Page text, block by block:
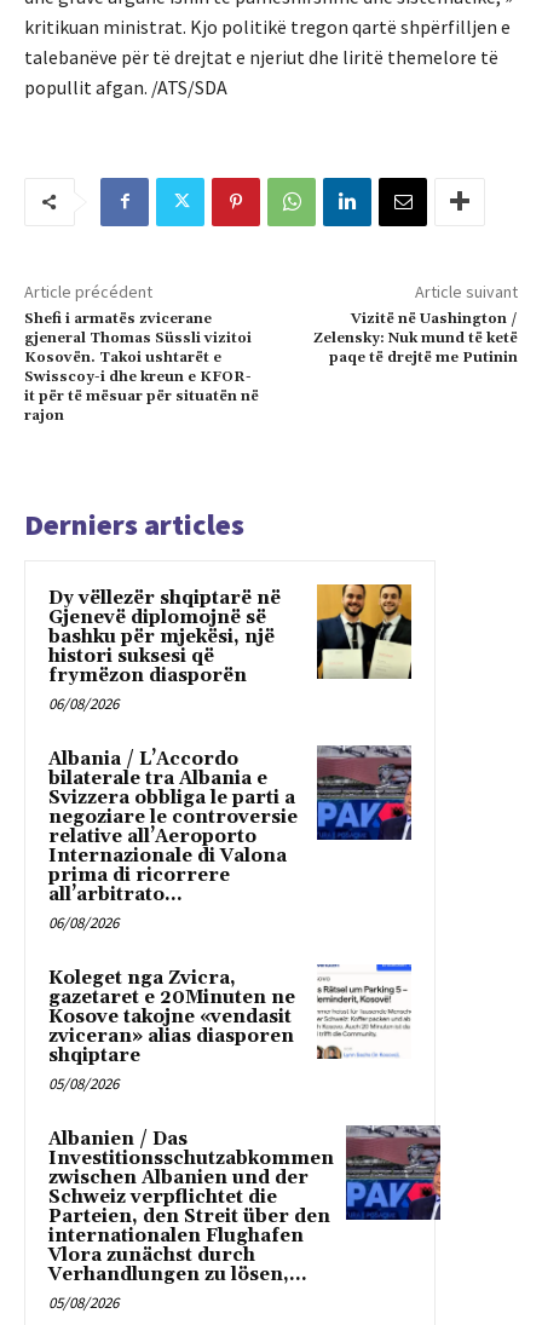
kritikuan ministrat. Kjo politikë tregon qartë shpërfilljen e
talebanëve për të drejtat e njeriut dhe liritë themelore të
popullit afgan. /ATS/SDA
Article précédent
Shefi i armatës zvicerane
gjeneral Thomas Süssli vizitoi
Kosovën. Takoi ushtarët e
Swisscoy-i dhe kreun e KFOR-
it për të mësuar për situatën në
rajon
Article suivant
Vizitë në Uashington /
Zelensky: Nuk mund të ketë
paqe të drejtë me Putinin
Derniers articles
Dy vëllezër shqiptarë në
Gjenevë diplomojnë së
bashku për mjekësi, një
histori suksesi që
frymëzon diasporën
06/08/2026
Albania / L’Accordo
bilaterale tra Albania e
Svizzera obbliga le parti a
negoziare le controversie
relative all’Aeroporto
Internazionale di Valona
prima di ricorrere
all’arbitrato...
06/08/2026
Koleget nga Zvicra,
gazetaret e 20Minuten ne
Kosove takojne «vendasit
zviceran» alias diasporen
shqiptare
05/08/2026
Albanien / Das
Investitionsschutzabkommen
zwischen Albanien und der
Schweiz verpflichtet die
Parteien, den Streit über den
internationalen Flughafen
Vlora zunächst durch
Verhandlungen zu lösen,...
05/08/2026